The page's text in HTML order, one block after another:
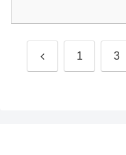
前 1 3